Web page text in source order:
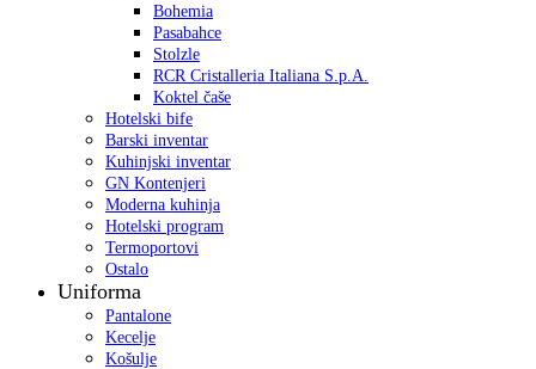
Bohemia
Pasabahce
Stolzle
RCR Cristalleria Italiana S.p.A.
Koktel čaše
Hotelski bife
Barski inventar
Kuhinjski inventar
GN Kontenjeri
Moderna kuhinja
Hotelski program
Termoportovi
Ostalo
Uniforma
Pantalone
Kecelje
Košulje